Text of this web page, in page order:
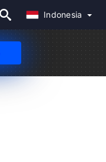
Indonesia